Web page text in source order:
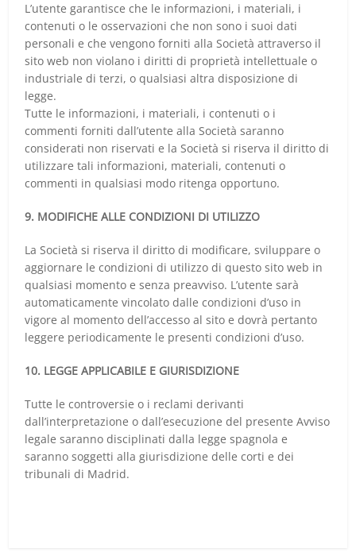
L’utente garantisce che le informazioni, i materiali, i
contenuti o le osservazioni che non sono i suoi dati
personali e che vengono forniti alla Società attraverso il
sito web non violano i diritti di proprietà intellettuale o
industriale di terzi, o qualsiasi altra disposizione di
legge.
Tutte le informazioni, i materiali, i contenuti o i
commenti forniti dall’utente alla Società saranno
considerati non riservati e la Società si riserva il diritto di
utilizzare tali informazioni, materiali, contenuti o
commenti in qualsiasi modo ritenga opportuno.
9. MODIFICHE ALLE CONDIZIONI DI UTILIZZO
La Società si riserva il diritto di modificare, sviluppare o
aggiornare le condizioni di utilizzo di questo sito web in
qualsiasi momento e senza preavviso. L’utente sarà
automaticamente vincolato dalle condizioni d’uso in
vigore al momento dell’accesso al sito e dovrà pertanto
leggere periodicamente le presenti condizioni d’uso.
10. LEGGE APPLICABILE E GIURISDIZIONE
Tutte le controversie o i reclami derivanti
dall’interpretazione o dall’esecuzione del presente Avviso
legale saranno disciplinati dalla legge spagnola e
saranno soggetti alla giurisdizione delle corti e dei
tribunali di Madrid.